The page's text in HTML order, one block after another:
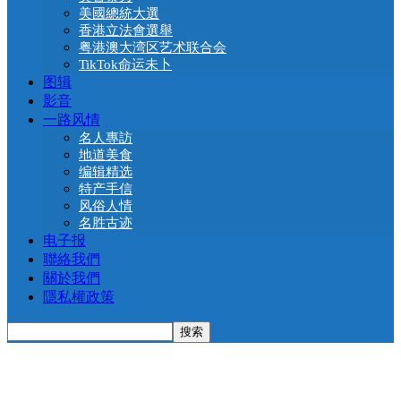
美國總統大選
香港立法會選舉
粤港澳大湾区艺术联合会
TikTok命运未卜
图辑
影音
一路风情
名人專訪
地道美食
编辑精选
特产手信
风俗人情
名胜古迹
电子报
聯絡我們
關於我們
隱私權政策